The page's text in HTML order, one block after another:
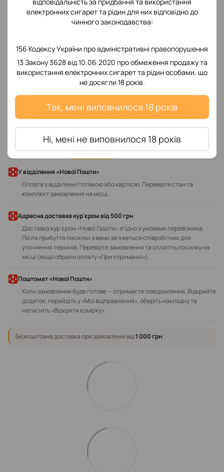
електронних сигарет та рідин для них відповідно до
чинного законодавства:
156 Кодексу України про адміністративні правопорушення
13 Закону 3628 від 10.06.2020 про обмеження продажу та
використання електронних сигарет та рідин особами, що
не досягли 18 років.
Так, мені виповнилося 18 років
Ні, мені не виповнилося 18 років
Додайте перший відгук
Написати відгук
Доставка Оплата
У відділення «Нової Пошти»
Оплата у відділенні готівкою або карткою. Перевірте стан та
комплект замовлення на місці.
Адресна доставка кур'єром від 500 грн
Доставка кур'єром «Нової Пошти» згідно з умовами перевізника.
Після прибуття посилки з вами зв'яжеться співробітник для
уточнення термінів. Перевірте замовлення та оплатіть посилку на
місці (якщо обрали оплату «При отриманні»).
Поштомат «Нової Пошти»
Коли замовлення буде готове — отримаєте повідомлення. Відкрийте
додаток, перейдіть у «Мої відправлення», оберіть накладну та
натисніть «Відкрити комірку».
Безкоштовна доставка при замовленні від1 000 грн